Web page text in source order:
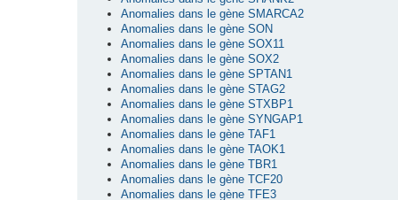
Anomalies dans le gène SMARCA2
Anomalies dans le gène SON
Anomalies dans le gène SOX11
Anomalies dans le gène SOX2
Anomalies dans le gène SPTAN1
Anomalies dans le gène STAG2
Anomalies dans le gène STXBP1
Anomalies dans le gène SYNGAP1
Anomalies dans le gène TAF1
Anomalies dans le gène TAOK1
Anomalies dans le gène TBR1
Anomalies dans le gène TCF20
Anomalies dans le gène TFE3